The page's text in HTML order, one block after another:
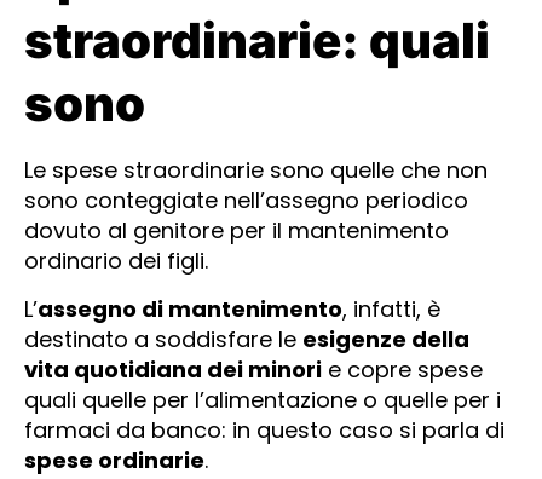
straordinarie: quali
sono
Le spese straordinarie sono quelle che non
sono conteggiate nell’assegno periodico
dovuto al genitore per il mantenimento
ordinario dei figli.
L’assegno di mantenimento, infatti, è
destinato a soddisfare le esigenze della
vita quotidiana dei minori e copre spese
quali quelle per l’alimentazione o quelle per i
farmaci da banco: in questo caso si parla di
spese ordinarie.